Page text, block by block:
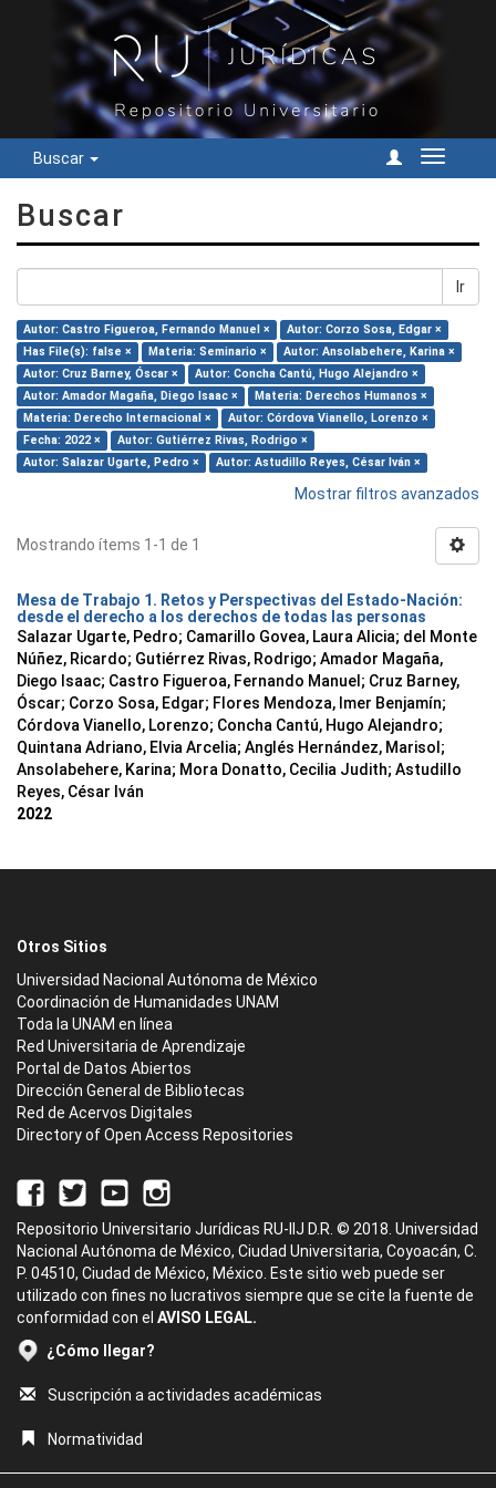
Buscar
Cambiar
Buscar
Ir
Autor: Castro Figueroa, Fernando Manuel ×
Autor: Corzo Sosa, Edgar ×
Has File(s): false ×
Materia: Seminario ×
Autor: Ansolabehere, Karina ×
Autor: Cruz Barney, Óscar ×
Autor: Concha Cantú, Hugo Alejandro ×
Autor: Amador Magaña, Diego Isaac ×
Materia: Derechos Humanos ×
Materia: Derecho Internacional ×
Autor: Córdova Vianello, Lorenzo ×
Fecha: 2022 ×
Autor: Gutiérrez Rivas, Rodrigo ×
Autor: Salazar Ugarte, Pedro ×
Autor: Astudillo Reyes, César Iván ×
Mostrar filtros avanzados
Mostrando ítems 1-1 de 1
Mesa de Trabajo 1. Retos y Perspectivas del Estado-Nación:
desde el derecho a los derechos de todas las personas
Salazar Ugarte, Pedro; Camarillo Govea, Laura Alicia; del Monte
Núñez, Ricardo; Gutiérrez Rivas, Rodrigo; Amador Magaña,
Diego Isaac; Castro Figueroa, Fernando Manuel ; Cruz Barney,
Óscar; Corzo Sosa, Edgar; Flores Mendoza, Imer Benjamín;
Córdova Vianello, Lorenzo; Concha Cantú, Hugo Alejandro;
Quintana Adriano, Elvia Arcelia; Anglés Hernández, Marisol ;
Ansolabehere, Karina; Mora Donatto, Cecilia Judith; Astudillo
Reyes, César Iván
2022
Otros Sitios
Universidad Nacional Autónoma de México
Coordinación de Humanidades UNAM
Toda la UNAM en línea
Red Universitaria de Aprendizaje
Portal de Datos Abiertos
Dirección General de Bibliotecas
Red de Acervos Digitales
Directory of Open Access Repositories
Repositorio Universitario Jurídicas RU-IIJ D.R. © 2018. Universidad
Nacional Autónoma de México, Ciudad Universitaria, Coyoacán, C.
P. 04510, Ciudad de México, México. Este sitio web puede ser
utilizado con fines no lucrativos siempre que se cite la fuente de
conformidad con el AVISO LEGAL.
¿Cómo llegar?
Suscripción a actividades académicas
Normatividad